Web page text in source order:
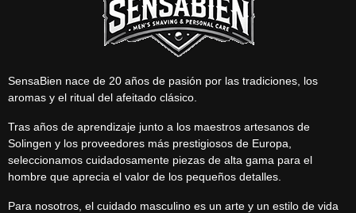
SensaBien nace de 20 años de pasión por las tradiciones, los
aromas y el ritual del afeitado clásico.
Tras años de aprendizaje junto a los maestros artesanos de
Solingen y los proveedores más prestigiosos de Europa,
seleccionamos cuidadosamente piezas de alta gama para el
hombre que aprecia el valor de los pequeños detalles.
Para nosotros, el cuidado masculino es un arte y un estilo de vida